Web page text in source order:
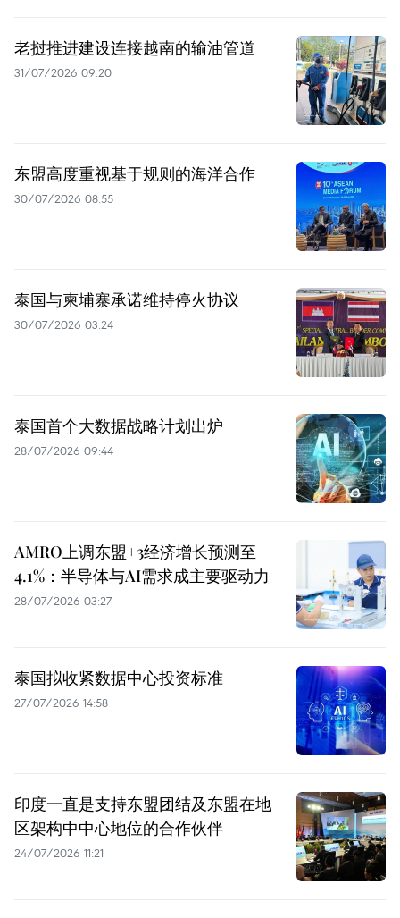
老挝推进建设连接越南的输油管道
31/07/2026 09:20
东盟高度重视基于规则的海洋合作
30/07/2026 08:55
泰国与柬埔寨承诺维持停火协议
30/07/2026 03:24
泰国首个大数据战略计划出炉
28/07/2026 09:44
AMRO上调东盟+3经济增长预测至
4.1%：半导体与AI需求成主要驱动力
28/07/2026 03:27
泰国拟收紧数据中心投资标准
27/07/2026 14:58
印度一直是支持东盟团结及东盟在地
区架构中中心地位的合作伙伴
24/07/2026 11:21